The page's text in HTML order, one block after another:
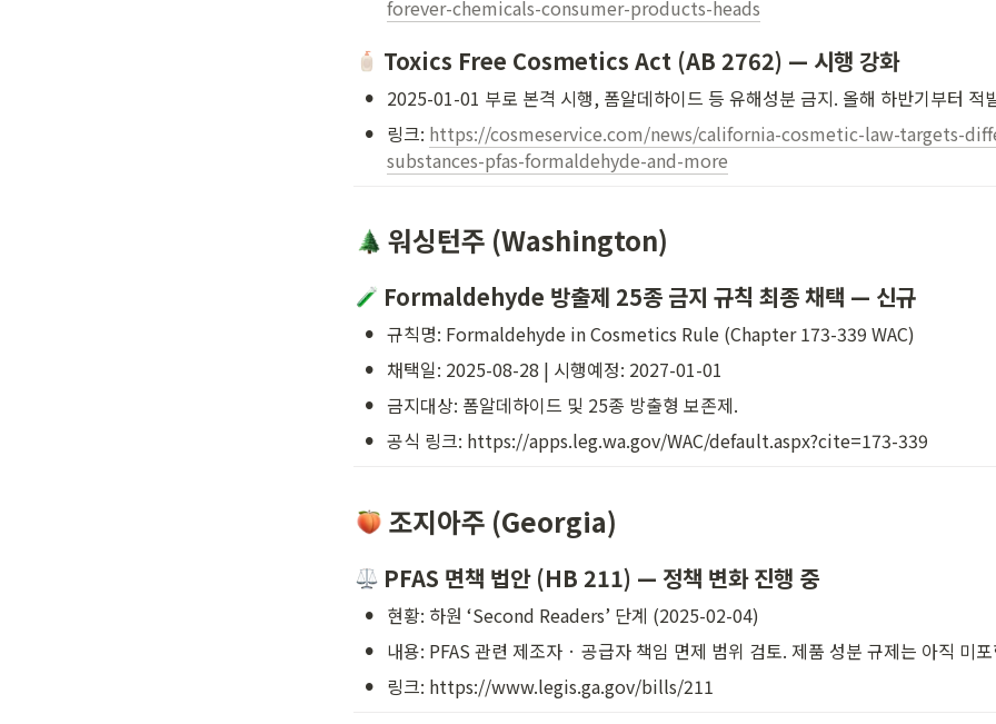
forever-chemicals-consumer-products-heads
Toxics Free Cosmetics Act (AB 2762) — 시행 강화
• 2025-01-01 부로 본격 시행, 폼알데하이드 등 유해성분 금지. 올해 하반기부터 적
• 링크: https://cosmeservice.com/news/california-cosmetic-law-targets-
substances-pfas-formaldehyde-and-more
워싱턴주 (Washington)
Formaldehyde 방출제 25종 금지 규칙 최종 채택 — 신규
• 규칙명: Formaldehyde in Cosmetics Rule (Chapter 173-339 WAC)
• 채택일: 2025-08-28 | 시행예정: 2027-01-01
• 금지대상: 폼알데하이드 및 25종 방출형 보존제.
• 공식 링크: https://apps.leg.wa.gov/WAC/default.aspx?cite=173-339
조지아주 (Georgia)
PFAS 면책 법안 (HB 211) — 정책 변화 진행 중
• 현황: 하원 ‘Second Readers’ 단계 (2025-02-04)
• 내용: PFAS 관련 제조자 · 공급자 책임 면제 범위 검토. 제품 성분 규제는 아직 미
• 링크: https://www.legis.ga.gov/bills/211